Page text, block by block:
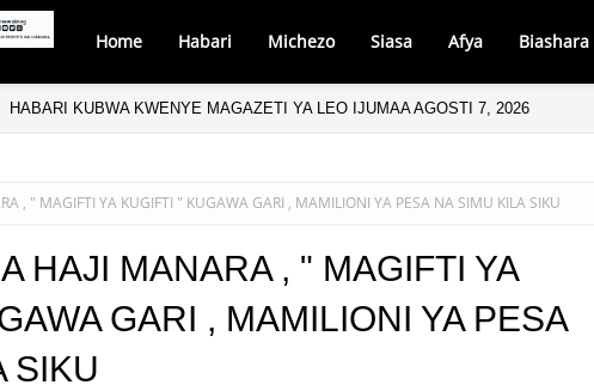
Home Habari Michezo Siasa Afya Biashara
HABARI KUBWA KWENYE MAGAZETI YA LEO IJUMAA AGOSTI 7, 2026
, " MAGIFTI YA KUGIFTI " KUGAWA GARI , MAMILIONI YA PESA NA SIMU KILA SIKU
HAJI MANARA , " MAGIFTI YA
GARI , MAMILIONI YA PESA
SIKU